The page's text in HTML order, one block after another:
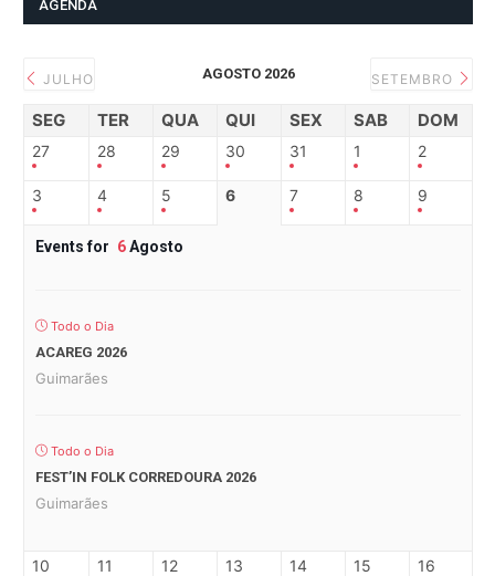
AGENDA
JULHO AGOSTO 2026 SETEMBRO
SEG TER QUA QUI SEX SAB DOM
27 28 29 30 31 1 2
3 4 5 6 7 8 9
Events for 6Agosto
Todo o Dia
ACAREG 2026
Guimarães
Todo o Dia
FEST’IN FOLK CORREDOURA 2026
Guimarães
10 11 12 13 14 15 16